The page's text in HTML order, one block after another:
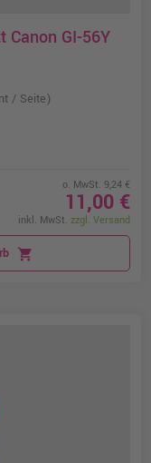
GI-56Y
/ Seite)
o. MwSt. 9,24 €
11,00 €
inkl. MwSt. zzgl. Versand
shopping_cart